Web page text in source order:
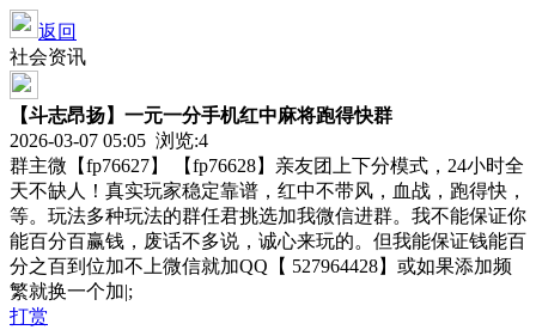
返回
社会资讯
【斗志昂扬】一元一分手机红中麻将跑得快群
2026-03-07 05:05 浏览:4
群主微【fp76627】 【fp76628】亲友团上下分模式，24小时全
天不缺人！真实玩家稳定靠谱，红中不带风，血战，跑得快，
等。玩法多种玩法的群任君挑选加我微信进群。我不能保证你
能百分百赢钱，废话不多说，诚心来玩的。但我能保证钱能百
分之百到位加不上微信就加QQ【 527964428】或如果添加频
繁就换一个加|;
打赏